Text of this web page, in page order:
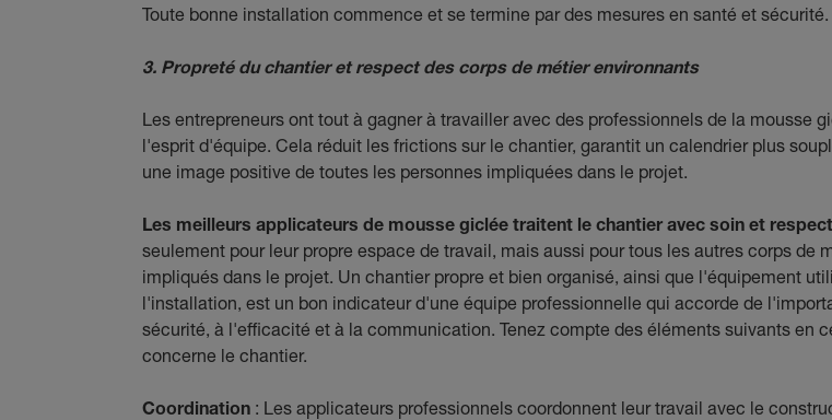
Toute bonne installation commence et se termine par des mesures en santé et sécurité.
3. Propreté du chantier et respect des corps de métier environnants
Les entrepreneurs ont tout à gagner à travailler avec des professionnels de la mousse
l'esprit d'équipe. Cela réduit les frictions sur le chantier, garantit un calendrier plus
une image positive de toutes les personnes impliquées dans le projet.
Les meilleurs applicateurs de mousse giclée traitent le chantier avec soin et respect
seulement pour leur propre espace de travail, mais aussi pour tous les autres corps de
impliqués dans le projet. Un chantier propre et bien organisé, ainsi que l'équipement
l'installation, est un bon indicateur d'une équipe professionnelle qui accorde de
sécurité, à l'efficacité et à la communication. Tenez compte des éléments suivants en
concerne le chantier.
Coordination : Les applicateurs professionnels coordonnent leur travail avec le